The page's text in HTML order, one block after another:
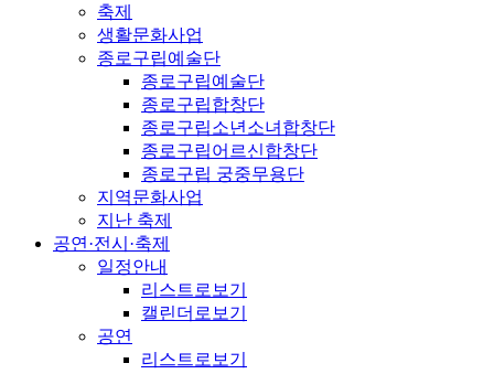
축제
생활문화사업
종로구립예술단
종로구립예술단
종로구립합창단
종로구립소년소녀합창단
종로구립어르신합창단
종로구립 궁중무용단
지역문화사업
지난 축제
공연·전시·축제
일정안내
리스트로보기
캘린더로보기
공연
리스트로보기